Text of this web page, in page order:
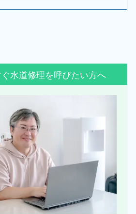
水道修理を呼びたい方へ